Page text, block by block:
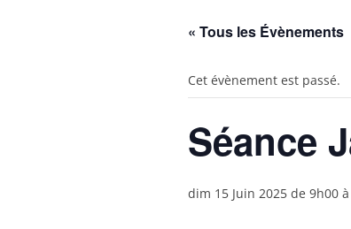
« Tous les Évènements
Cet évènement est passé.
Séance
dim 15 Juin 2025 de 9h00 à